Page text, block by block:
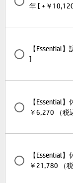
年 [ +￥
【Essential
]
【Essential
￥6,270 （税
【Essential
￥21,780 （